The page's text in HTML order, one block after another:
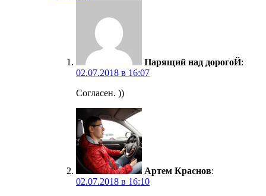
Парящий над дорогоЙ:
02.07.2018 в 16:07
Согласен. ))
Артем Краснов:
02.07.2018 в 16:10